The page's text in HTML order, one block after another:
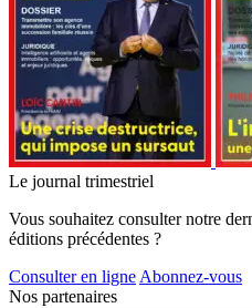
Le journal trimestriel
Vous souhaitez consulter notre
éditions précédentes ?
Consulter en ligne Abonnez-vous
Nos partenaires